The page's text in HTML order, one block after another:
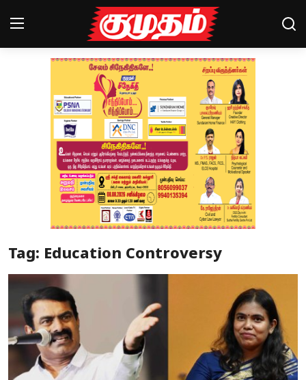
Magazines
Special Story
Business
Crime
Tag: Education Controversy